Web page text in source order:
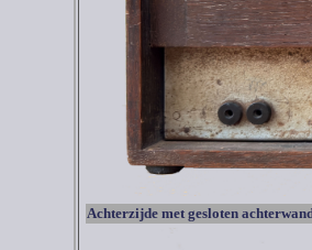
Achterzijde met gesloten